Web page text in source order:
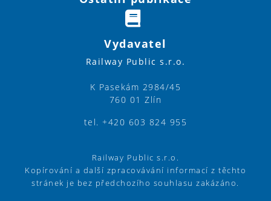
Vydavatel
Railway Public s.r.o.
K Pasekám 2984/45
760 01 Zlín
tel. +420 603 824 955
Railway Public s.r.o.
Kopírování a další zpracovávání informací z těchto
stránek je bez předchozího souhlasu zakázáno.